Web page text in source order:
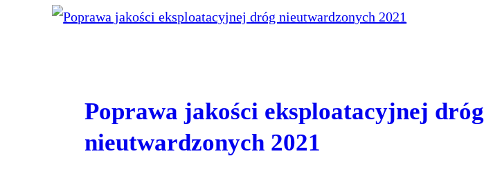
Poprawa jakości eksploatacyjnej dróg
nieutwardzonych 2021